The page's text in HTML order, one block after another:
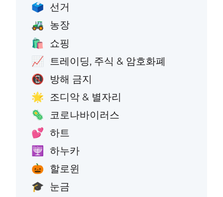
🗳️ 선거
🚜 농장
🛍️ 쇼핑
📈 트레이딩, 주식 & 암호화폐
📵 방해 금지
🌟 조디악 & 별자리
🦠 코로나바이러스
💕 하트
🕎 하누카
🎃 할로윈
🎓 눈금